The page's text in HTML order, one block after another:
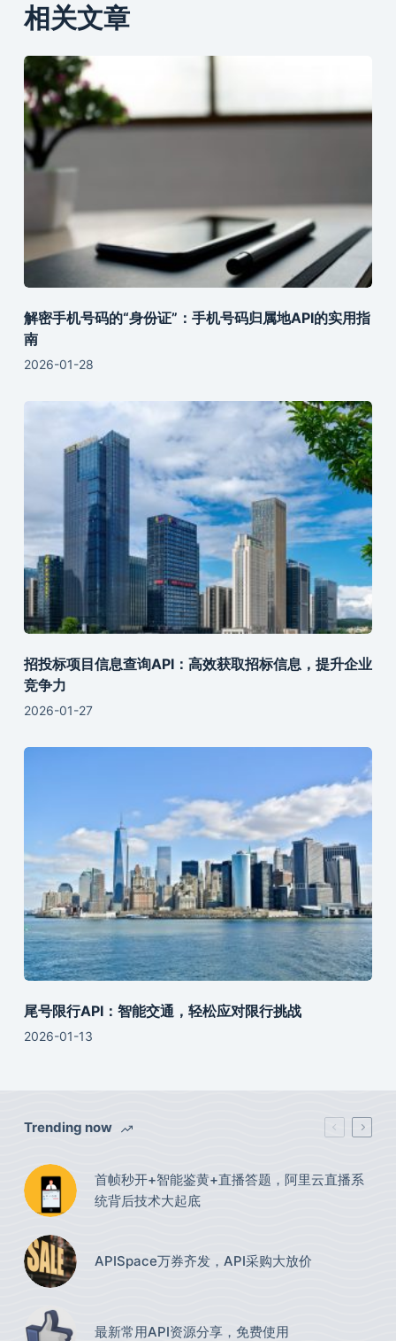
相关文章
解密手机号码的“身份证”：手机号码归属地API的实用指
南
2026-01-28
招投标项目信息查询API：高效获取招标信息，提升企业
竞争力
2026-01-27
尾号限行API：智能交通，轻松应对限行挑战
2026-01-13
Trending now
首帧秒开+智能鉴黄+直播答题，阿里云直播系
统背后技术大起底
APISpace万券齐发，API采购大放价
最新常用API资源分享，免费使用​